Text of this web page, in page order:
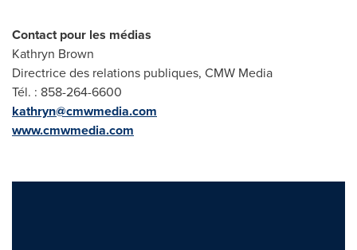
Contact pour les médias
Kathryn Brown
Directrice des relations publiques, CMW Media
Tél. : 858-264-6600
kathryn@cmwmedia.com
www.cmwmedia.com